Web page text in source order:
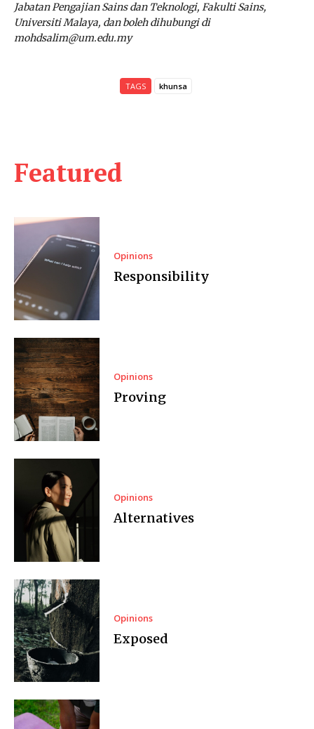
Featured
Opinions
Responsibility
Opinions
Proving
Opinions
Alternatives
Opinions
Exposed
Jabatan Pengajian Sains dan Teknologi, Fakulti Sains,
Universiti Malaya, dan boleh dihubungi di
mohdsalim@um.edu.my
TAGS khunsa